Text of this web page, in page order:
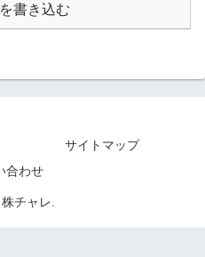
書き込む
サイトマップ
合わせ
チャレ.